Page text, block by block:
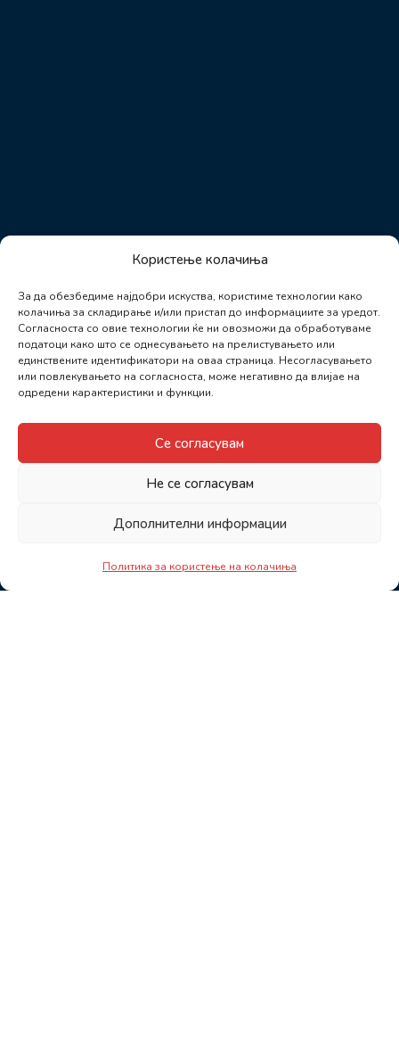
Користење колачиња
За да обезбедиме најдобри искуства, користиме технологии како
колачиња за складирање и/или пристап до информациите за уредот.
Согласноста со овие технологии ќе ни овозможи да обработуваме
податоци како што се однесувањето на прелистувањето или
единствените идентификатори на оваа страница. Несогласувањето
или повлекувањето на согласноста, може негативно да влијае на
одредени карактеристики и функции.
Се согласувам
Не се согласувам
Дополнителни информации
Политика за користење на колачиња